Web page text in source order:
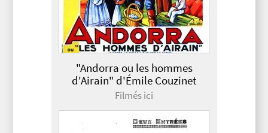
"Andorra ou les hommes
d'Airain" d'Émile Couzinet
Filmés ici